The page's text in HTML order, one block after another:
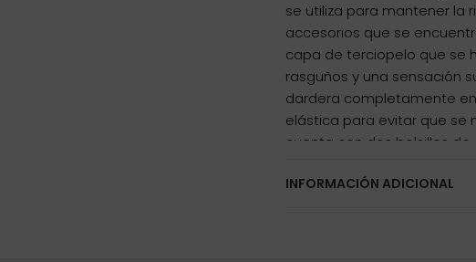
se utiliza para mantener la
accesorios que se
capa de terciopelo que se
rasguños y una sensación
dardera completamente
elástica para evitar que se
cuenta con dos bolsillos
dardos montados y
INFORMACIÓN ADICIONAL